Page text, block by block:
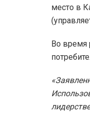
место в
Во время